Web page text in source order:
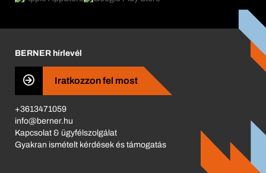
Business Conduct
BERNER hírlevél
Iratkozzon fel most
+3613471059
info@berner.hu
Kapcsolat & ügyfélszolgálat
Gyakran ismételt kérdések és támogatás